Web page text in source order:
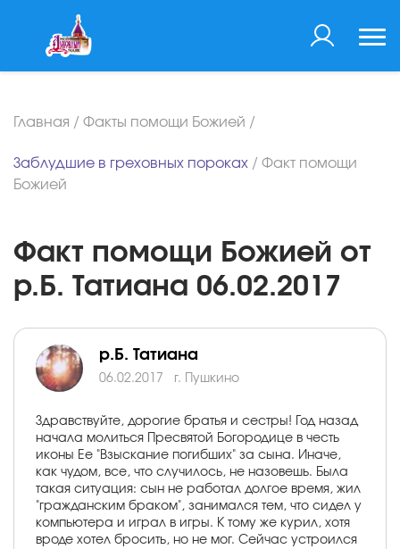
Главная / Факты помощи Божией /
Заблудшие в греховных пороках / Факт помощи
Божией
Факт помощи Божией от
р.Б. Татиана 06.02.2017
р.Б. Татиана
06.02.2017 г. Пушкино
Здравствуйте, дорогие братья и сестры! Год назад
начала молиться Пресвятой Богородице в честь
иконы Ее "Взыскание погибших" за сына. Иначе,
как чудом, все, что случилось, не назовешь. Была
такая ситуация: сын не работал долгое время, жил
"гражданским браком", занимался тем, что сидел у
компьютера и играл в игры. К тому же курил, хотя
вроде хотел бросить, но не мог. Сейчас устроился